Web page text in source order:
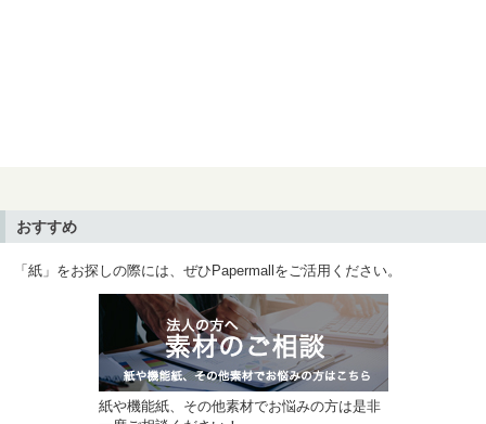
おすすめ
「紙」をお探しの際には、ぜひPapermallをご活用ください。
紙や機能紙、その他素材でお悩みの方は是非